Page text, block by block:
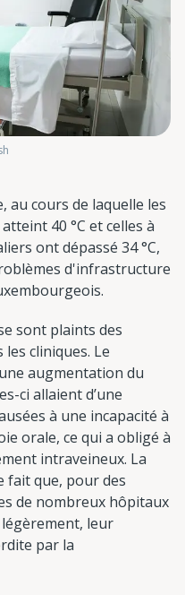
au cours de laquelle les
40 °C et celles à
ont dépassé 34 °C,
d'infrastructure
sont plaints des
cliniques. Le
augmentation du
ci allaient d’une
à une incapacité à
orale, ce qui a obligé à
intraveineux. La
fait que, pour des
de nombreux hôpitaux
leur
par la